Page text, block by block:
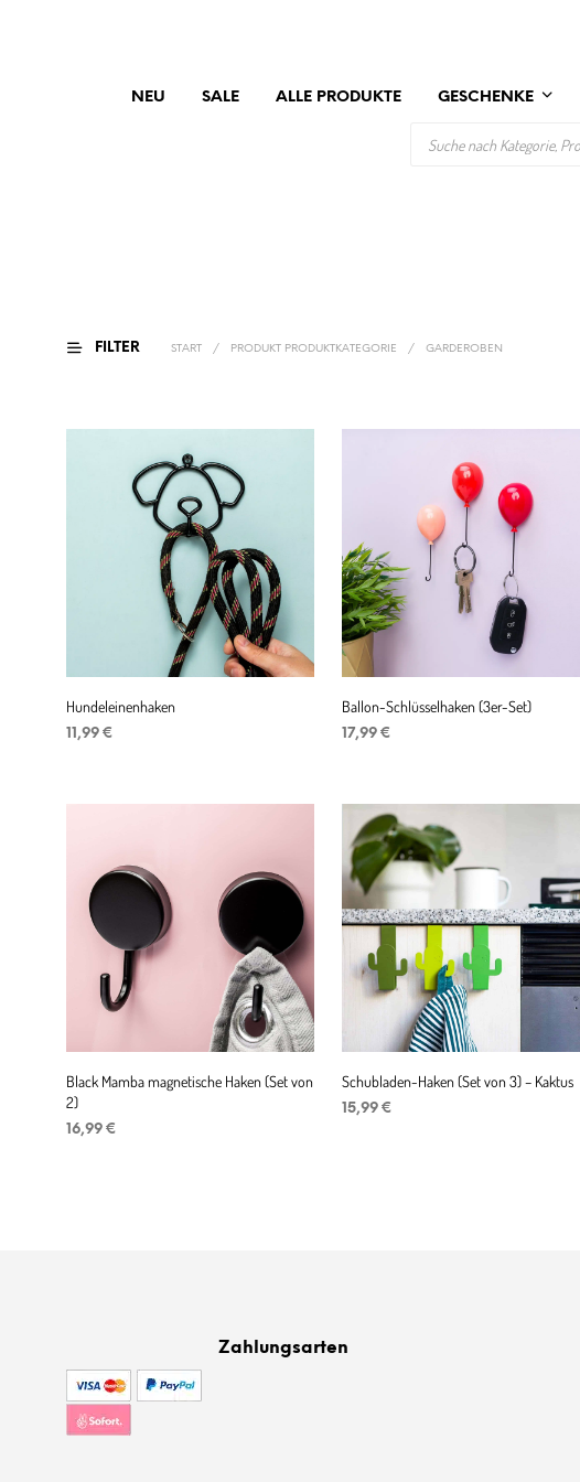
NEU SALE ALLE PRODUKTE GESCHENKE
FILTER START / PRODUKT PRODUKTKATEGORIE / GARDEROBEN
Hundeleinenhaken
11,99 €
Ballon-Schlüsselhaken (3er-Set)
17,99 €
Black Mamba magnetische Haken (Set von
2)
16,99 €
Schubladen-Haken (Set von 3) – Kaktus
15,99 €
Zahlungsarten